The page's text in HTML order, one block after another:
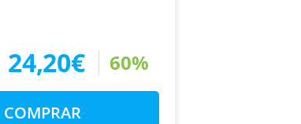
24,20€ 60%
COMPRAR